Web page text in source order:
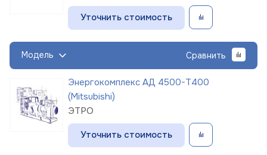
Уточнить стоимость
Модель Сравнить
Энергокомплекс АД 4500-Т400
(Mitsubishi)
ЭТРО
Уточнить стоимость